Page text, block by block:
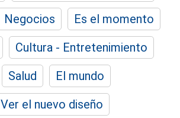
Negocios
Es el momento
Cultura - Entretenimiento
Salud
El mundo
Ver el nuevo diseño